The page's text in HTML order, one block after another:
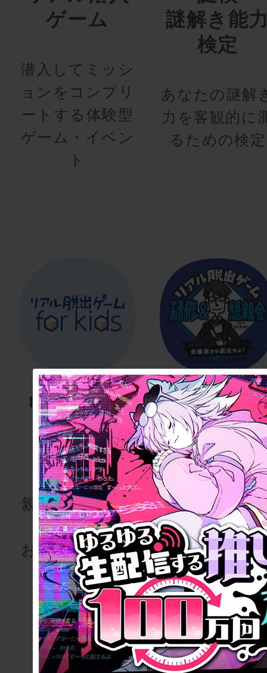
ゲーム
潜入してミッシ
ョンをコンプリ
ートする体験型
ゲーム・イベン
ト
謎解き能
検定
あなたの謎解
力を客観的に
るための検定
リアル脱出
ゲーム
for kids
親子で楽しむ謎
解きを
お届けします！
リアル脱
ゲーム
研修・懇
会
研修用・懇親
用会議
室型リアル脱
ゲーム